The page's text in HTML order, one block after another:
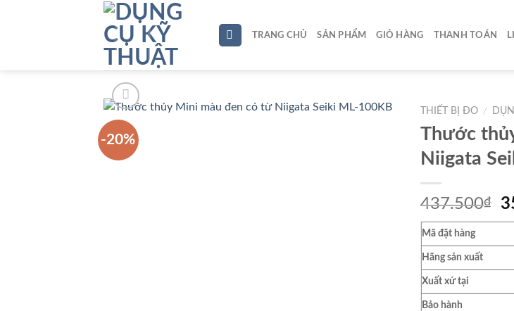
TRANG CHỦ SẢN PHẨM GIỎ HÀNG THANH TOÁN
-20%
THIẾT BỊ ĐO /
Thước
Niigata
437.500₫
Mã đặt hàng
Hãng sản xuất
Xuất xứ tại
Bảo hành